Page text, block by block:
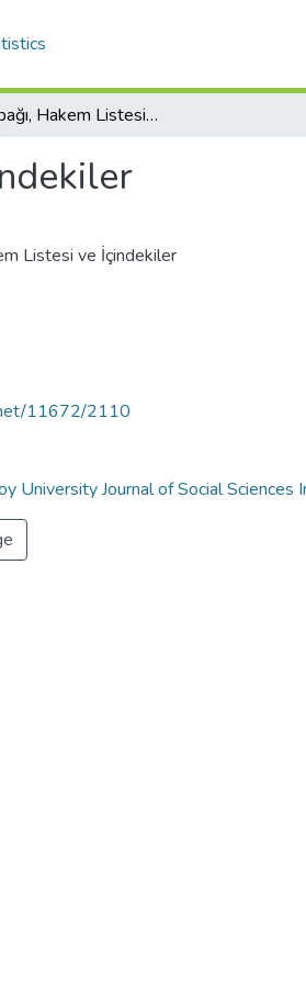
Sayı Kapağı, Hakem Listesi ve İçindekiler
Listesi ve İçindekiler
11672/2110
University Journal of Social Sciences